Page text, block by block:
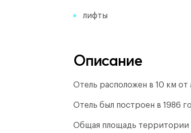
лифты
Описание
Отель расположен в 10 км от
Отель был построен в 1986
Общая площадь территории